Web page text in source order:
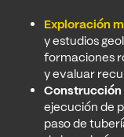
Exploración
y estudios
formaciones
y evaluar
Construcción
ejecución de
paso de